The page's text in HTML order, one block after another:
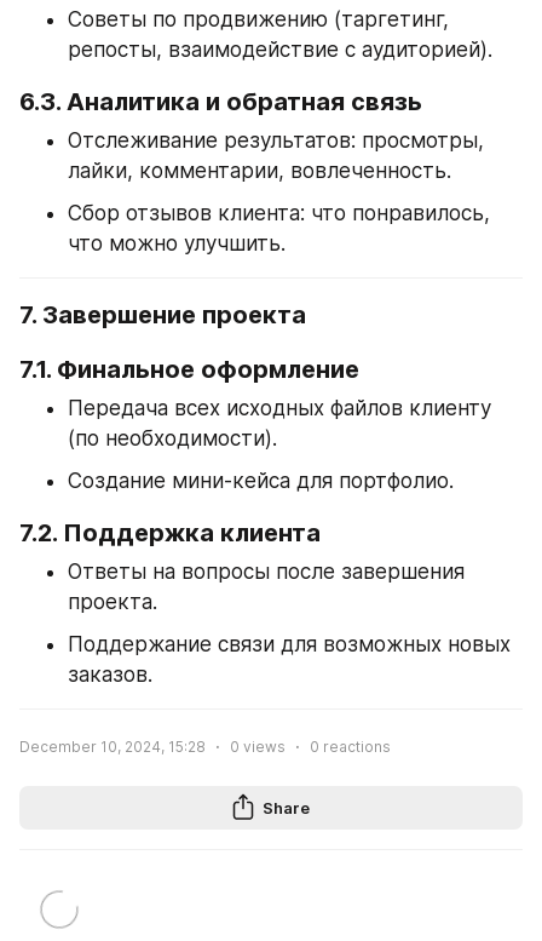
Советы по продвижению (таргетинг,
репосты, взаимодействие с аудиторией).
6.3. Аналитика и обратная связь
Отслеживание результатов: просмотры,
лайки, комментарии, вовлеченность.
Сбор отзывов клиента: что понравилось,
что можно улучшить.
7. Завершение проекта
7.1. Финальное оформление
Передача всех исходных файлов клиенту
(по необходимости).
Создание мини-кейса для портфолио.
7.2. Поддержка клиента
Ответы на вопросы после завершения
проекта.
Поддержание связи для возможных новых
заказов.
December 10, 2024, 15:28 0 views 0 reactions
Share